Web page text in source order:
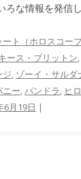
ろな情報を発信
ト（ホロスコープ
ース・ブリットン,
ジ, ゾーイ・サルダ
ー,パンドラ, ヒ
6月19日 |